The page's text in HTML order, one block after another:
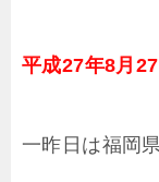
平成27年8月
一昨日は福岡